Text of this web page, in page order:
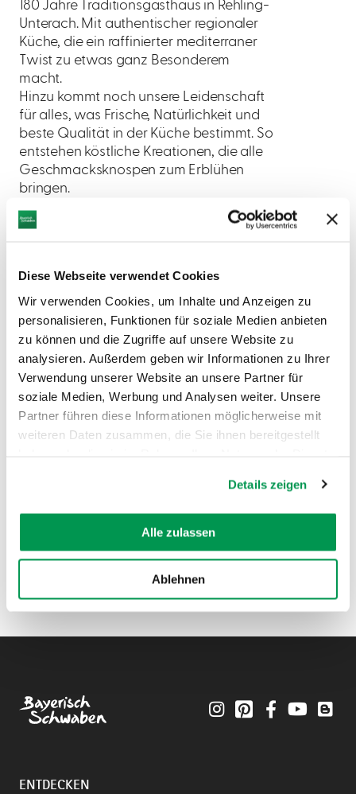
Diese Webseite verwendet Cookies
Wir verwenden Cookies, um Inhalte und Anzeigen zu
personalisieren, Funktionen für soziale Medien anbieten
zu können und die Zugriffe auf unsere Website zu
analysieren. Außerdem geben wir Informationen zu Ihrer
Verwendung unserer Website an unsere Partner für
soziale Medien, Werbung und Analysen weiter. Unsere
Partner führen diese Informationen möglicherweise mit
weiteren Daten zusammen, die Sie ihnen bereitgestellt
Details zeigen
Alle zulassen
Ablehnen
180 Jahre Traditionsgasthaus in Rehling-
Unterach. Mit authentischer regionaler
Küche, die ein raffinierter mediterraner
Twist zu etwas ganz Besonderem
macht.
Hinzu kommt noch unsere Leidenschaft
für alles, was Frische, Natürlichkeit und
beste Qualität in der Küche bestimmt. So
entstehen köstliche Kreationen, die alle
Geschmacksknospen zum Erblühen
bringen.
AUF DER KARTE ANZEIGEN
InstagramPinterestFacebookYouTube
ENTDECKEN